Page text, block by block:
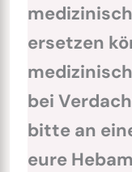
ersetzen
bei
bitte an
eure